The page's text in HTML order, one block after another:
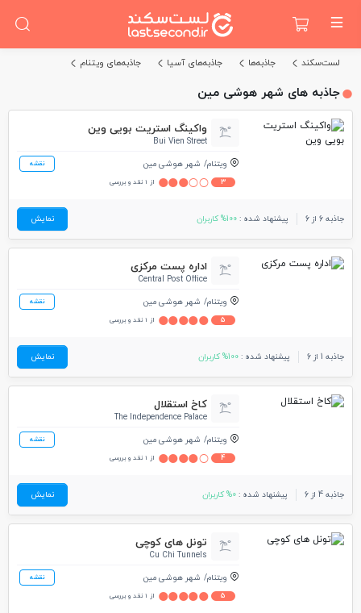
لست‌سکند جاذبه‌ها جاذبه‌های آسیا جاذبه‌های ویتنام
جاذبه های شهر هوشی مین
واکینگ استریت بویی وین
Bui Vien Street
ویتنام شهر هوشی مین نقشه
3 از 1 نقد و بررسی
جاذبه 6 از 6 پیشنهاد شده : 100% کاربران نمایش
اداره پست مرکزی
Central Post Office
ویتنام شهر هوشی مین نقشه
5 از 1 نقد و بررسی
جاذبه 1 از 6 پیشنهاد شده : 100% کاربران نمایش
کاخ استقلال
The Independence Palace
ویتنام شهر هوشی مین نقشه
4 از 1 نقد و بررسی
جاذبه 4 از 6 پیشنهاد شده : 0% کاربران نمایش
تونل های کوچی
Cu Chi Tunnels
ویتنام شهر هوشی مین نقشه
5 از 1 نقد و بررسی